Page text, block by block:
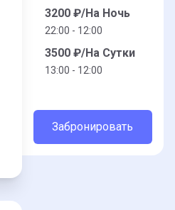
3200₽/На Ночь
22:00 - 12:00
3500₽/На Сутки
13:00 - 12:00
Забронировать